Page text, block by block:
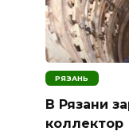
РЯЗАНЬ
В Рязани
коллектор